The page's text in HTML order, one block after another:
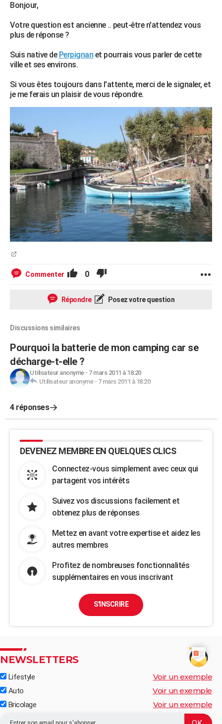
FORUM
Bricolage
Lifestyle
Culture
Sport
Auto
Television
Voyage
Cinema
Bonjour,
Votre question est ancienne .. peut-être n'attendez vous
plus de réponse ?
Suis native de Perpignan et pourrais vous parler de cette
ville et ses environs.
Si vous êtes toujours dans l'attente, merci de le signaler, et
je me ferais un plaisir de vous répondre.
Commenter 0
Répondre Posez votre question
Discussions similaires
Pourquoi la batterie de mon camping car se
décharge-t-elle ?
Utilisateur anonyme- 7 mars 2011 à 18:20
Utilisateur anonyme- 7 mars 2011 à 18:20
4 réponses
DEVENEZ MEMBRE EN QUELQUES CLICS
Connectez-vous simplement avec ceux qui
partagent vos intérêts
Suivez vos discussions facilement et
obtenez plus de réponses
Mettez en avant votre expertise et aidez les
autres membres
Profitez de nombreuses fonctionnalités
supplémentaires en vous inscrivant
S'INSCRIRE
NEWSLETTERS
Lifestyle Voir un exemple
Auto Voir un exemple
Bricolage Voir un exemple